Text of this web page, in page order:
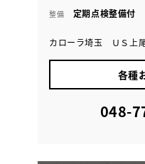
整備 定期点検整備付
カローラ埼玉 ＵＳ上
各種
048-